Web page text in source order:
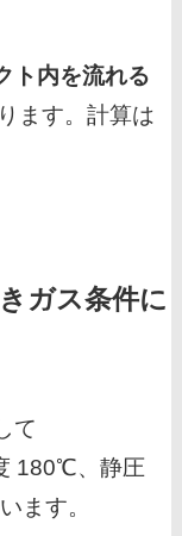
ト内を流れる
ます。計算は
ガス条件に
て
180℃、静圧
ます。